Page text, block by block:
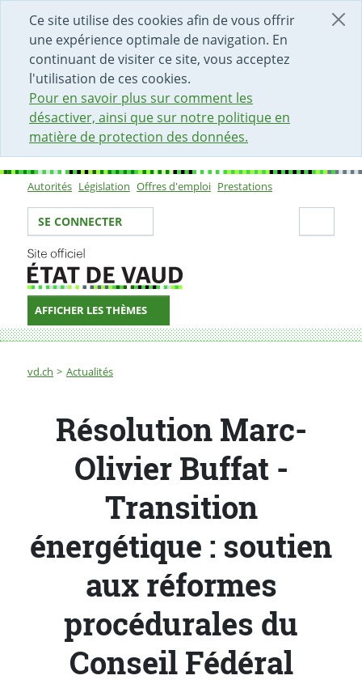
Ce site utilise des cookies afin de vous offrir
une expérience optimale de navigation. En
continuant de visiter ce site, vous acceptez
l'utilisation de ces cookies.
Pour en savoir plus sur comment les
désactiver, ainsi que sur notre politique en
matière de protection des données.
DÉBUT DU CONTENU DE LA PAGE
ACCÈS AU CHAMP DE RECHERCHE
PAGE D'ACCUEIL
FORMULAIRE DE CONTACT
Sous-navigation
Autorités Législation Offres d'emploi Prestations
Votre identité
SE CONNECTER
AFFICHER LES THÈMES
Fil d'Ariane
vd.ch Actualités
Résolution Marc-Olivier Buffat - Transition
Résolution Marc-
Olivier Buffat -
Transition
énergétique : soutien
aux réformes
procédurales du
Conseil Fédéral